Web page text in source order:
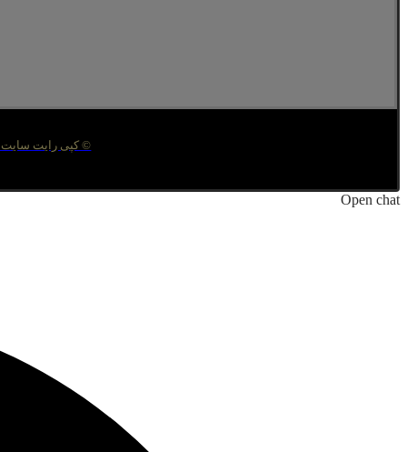
© کپی رایت سایت متعلق
Open chat